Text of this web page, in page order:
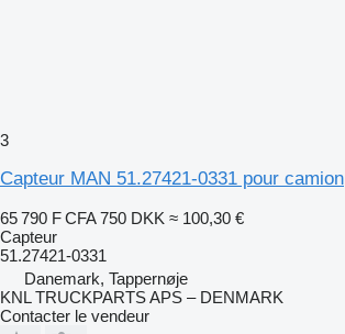
3
Capteur MAN 51.27421-0331 pour camion
65 790 F CFA 750 DKK ≈ 100,30 €
Capteur
51.27421-0331
Danemark, Tappernøje
KNL TRUCKPARTS APS – DENMARK
Contacter le vendeur